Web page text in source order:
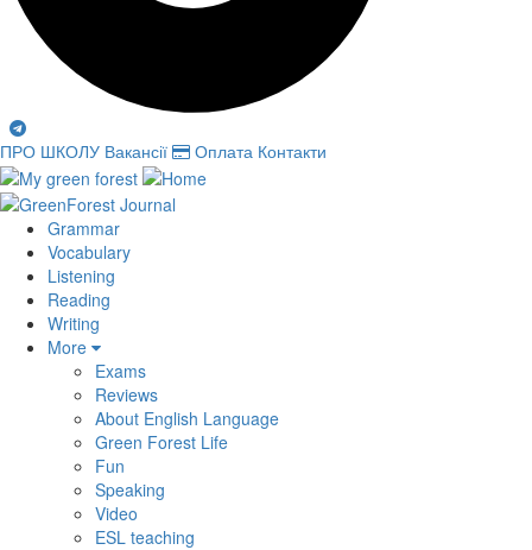
ПРО ШКОЛУ Вакансії Оплата Контакти
Grammar
Vocabulary
Listening
Reading
Writing
More
Exams
Reviews
About English Language
Green Forest Life
Fun
Speaking
Video
ESL teaching